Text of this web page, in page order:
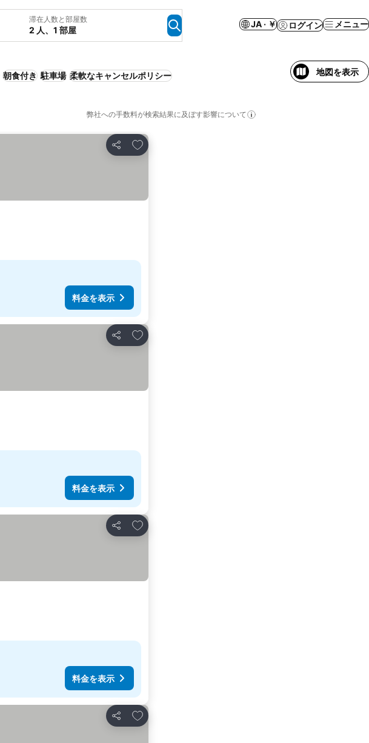
滞在人数と部屋数
2 人、1 部屋
JA · ￥ ログイン メニュー
朝食付き 駐車場 柔軟なキャンセルポリシー 地図を表示
弊社への手数料が検索結果に及ぼす影響について
シェア
お気に入りに追加
料金を表示
シェア
お気に入りに追加
料金を表示
シェア
お気に入りに追加
料金を表示
シェア
お気に入りに追加